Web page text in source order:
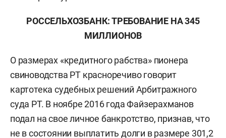
РОССЕЛЬХОЗБАНК: ТРЕБОВАНИЕ НА 345
МИЛЛИОНОВ
О размерах «кредитного рабства» пионера
свиноводства РТ красноречиво говорит
картотека судебных решений Арбитражного
суда РТ. В ноябре 2016 года Файзерахманов
подал на свое личное банкротство, признав, что
не в состоянии выплатить долги в размере 301,2